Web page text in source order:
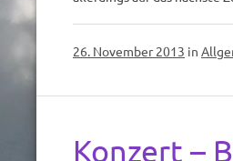
26. November 2013 in
Konzert –